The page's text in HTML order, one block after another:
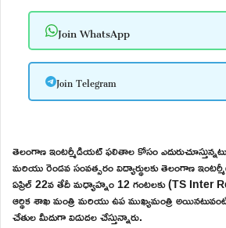
Join WhatsApp
Join Telegram
తెలంగాణ ఇంటర్మీడియట్ ఫలితాల కోసం
మరియు రెండవ సంవత్సరం విద్యార్థులకు తెలంగాణ
ఏప్రిల్ 22వ తేదీ మధ్యాహ్నం 12 గంటలకు (TS Inter
ఆర్థిక శాఖ మంత్రి మరియు ఉప ముఖ్యమంత్రి
చేతుల మీదుగా విడుదల చేస్తున్నారు.